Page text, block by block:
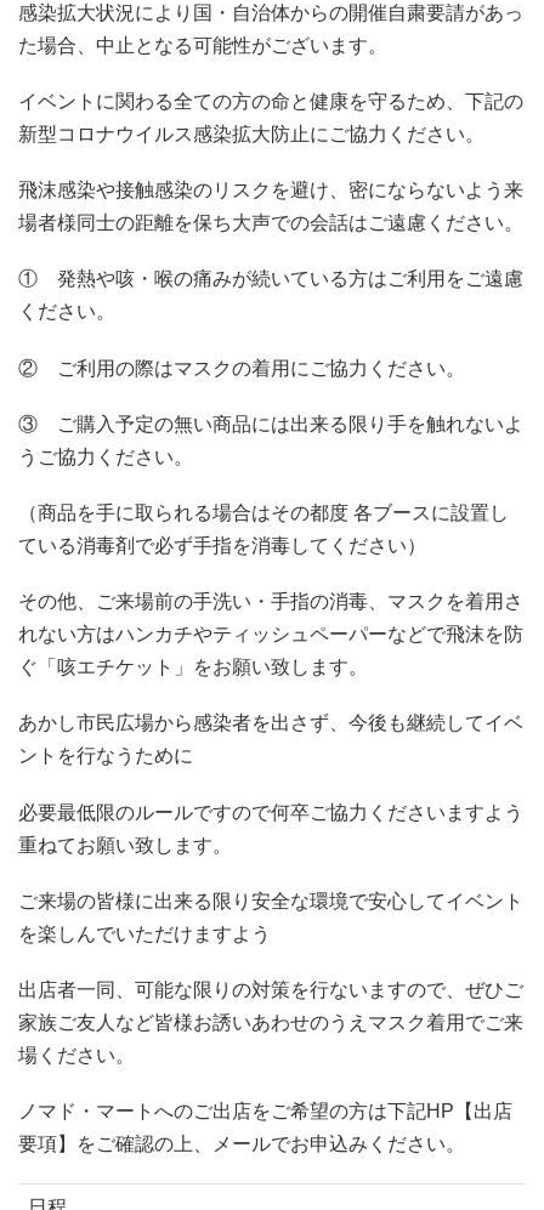
感染拡大状況により国・自治体からの開催自粛要請があっ
た場合、中止となる可能性がございます。
イベントに関わる全ての方の命と健康を守るため、下記の
新型コロナウイルス感染拡大防止にご協力ください。
飛沫感染や接触感染のリスクを避け、密にならないよう来
場者様同士の距離を保ち大声での会話はご遠慮ください。
① 発熱や咳・喉の痛みが続いている方はご利用をご遠慮
ください。
② ご利用の際はマスクの着用にご協力ください。
③ ご購入予定の無い商品には出来る限り手を触れないよ
うご協力ください。
（商品を手に取られる場合はその都度 各ブースに設置し
ている消毒剤で必ず手指を消毒してください）
その他、ご来場前の手洗い・手指の消毒、マスクを着用さ
れない方はハンカチやティッシュペーパーなどで飛沫を防
ぐ「咳エチケット」をお願い致します。
あかし市民広場から感染者を出さず、今後も継続してイベ
ントを行なうために
必要最低限のルールですので何卒ご協力くださいますよう
重ねてお願い致します。
ご来場の皆様に出来る限り安全な環境で安心してイベント
を楽しんでいただけますよう
出店者一同、可能な限りの対策を行ないますので、ぜひご
家族ご友人など皆様お誘いあわせのうえマスク着用でご来
場ください。
ノマド・マートへのご出店をご希望の方は下記HP【出店
要項】をご確認の上、メールでお申込みください。